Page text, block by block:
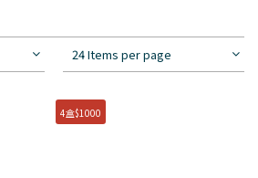
24 Items per page
4盒$1000